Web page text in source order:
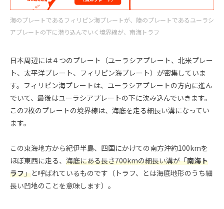
海のプレートであるフィリピン海プレートが、陸のプレートであるユーラシ
アプレートの下に潜り込んでいく境界線が、南海トラフ
日本周辺には４つのプレート（ユーラシアプレート、北米プレー
ト、太平洋プレート、フィリピン海プレート）が密集していま
す。フィリピン海プレートは、ユーラシアプレートの方向に進ん
でいて、最後はユーラシアプレートの下に沈み込んでいきます。
この2枚のプレートの境界線は、海底を走る細長い溝になってい
ます。
この東海地方から紀伊半島、四国にかけての南方沖約100kmを
ほぼ東西に走る、 海底にある長さ700kmの細長い溝が「南海ト
ラフ」 と呼ばれているものです（トラフ、とは海底地形のうち細
長い凹地のことを意味します）。